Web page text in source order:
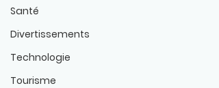
Santé
Divertissements
Technologie
Tourisme